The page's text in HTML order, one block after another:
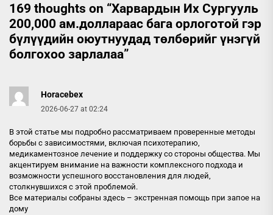
169 thoughts on “Харвардын Их Сургууль
200,000 ам.доллараас бага орлоготой гэр
бүлүүдийн оюутнуудад төлбөрийг үнэгүй
болгохоо зарлалаа”
Horacebex
2026-06-27 at 02:24
В этой статье мы подробно рассматриваем проверенные методы
борьбы с зависимостями, включая психотерапию,
медикаментозное лечение и поддержку со стороны общества. Мы
акцентируем внимание на важности комплексного подхода и
возможности успешного восстановления для людей,
столкнувшихся с этой проблемой.
Все материалы собраны здесь – экстренная помощь при запое на
дому